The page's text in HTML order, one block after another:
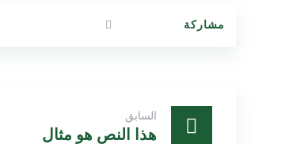
السابق
هذا النص هو مثال